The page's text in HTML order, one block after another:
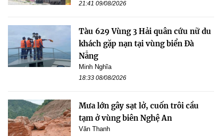
21:41 09/08/2026
Tàu 629 Vùng 3 Hải quân cứu nữ du
khách gặp nạn tại vùng biển Đà
Nẵng
Minh Nghĩa
18:33 08/08/2026
Mưa lớn gây sạt lở, cuốn trôi cầu
tạm ở vùng biên Nghệ An
Văn Thanh